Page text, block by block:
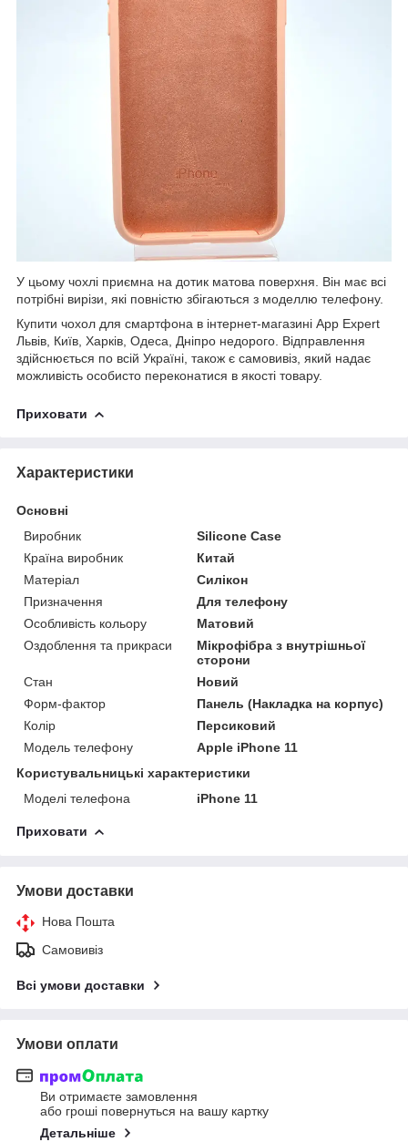
У цьому чохлі приємна на дотик матова поверхня. Він має всі
потрібні вирізи, які повністю збігаються з моделлю телефону.
Купити чохол для смартфона в інтернет-магазині App Expert
Львів, Київ, Харків, Одеса, Дніпро недорого. Відправлення
здійснюється по всій Україні, також є самовивіз, який надає
можливість особисто переконатися в якості товару.
Приховати
Характеристики
Основні
Виробник
Silicone Case
Країна виробник
Китай
Матеріал
Силікон
Призначення
Для телефону
Особливість кольору
Матовий
Оздоблення та прикраси
Мікрофібра з внутрішньої
сторони
Стан
Новий
Форм-фактор
Панель (Накладка на корпус)
Колір
Персиковий
Модель телефону
Apple iPhone 11
Користувальницькі характеристики
Моделі телефона
iPhone 11
Приховати
Умови доставки
Нова Пошта
Самовивіз
Всі умови доставки
Умови оплати
Ви отримаєте замовлення
або гроші повернуться на вашу картку
Детальніше